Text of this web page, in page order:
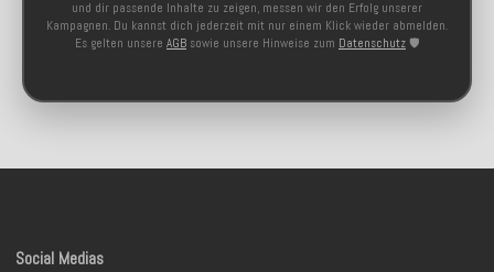
und dir passende Inhalte zu zeigen, messen wir den Erfolg unserer
Kampagnen. Du kannst dich jederzeit mit nur einem Klick wieder abmelden.
Es gelten unsere AGB sowie unsere Hinweise zum Datenschutz 🛡️
Social Medias